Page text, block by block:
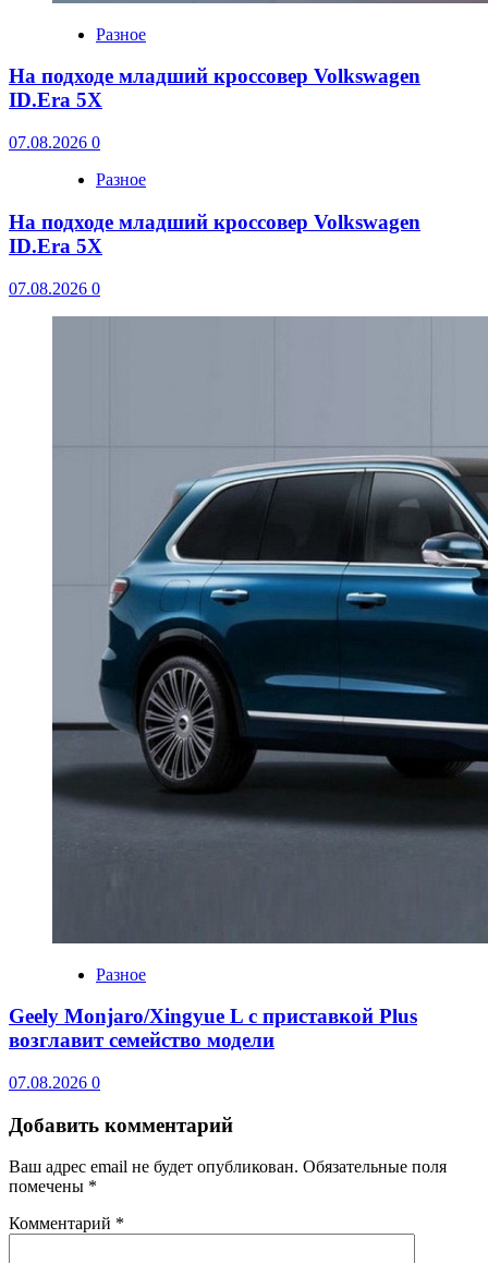
Разное
На подходе младший кроссовер Volkswagen
ID.Era 5X
07.08.2026 0
Разное
На подходе младший кроссовер Volkswagen
ID.Era 5X
07.08.2026 0
Разное
Geely Monjaro/Xingyue L с приставкой Plus
возглавит семейство модели
07.08.2026 0
Добавить комментарий
Ваш адрес email не будет опубликован. Обязательные поля
помечены *
Комментарий *